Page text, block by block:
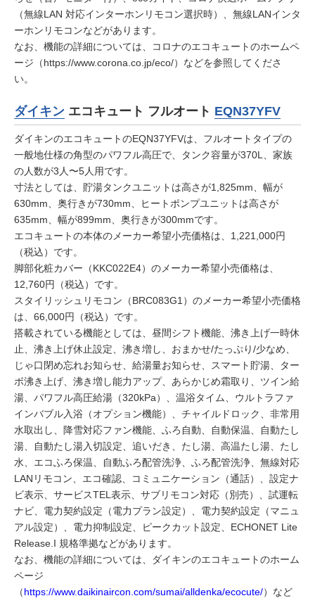
（無線LAN 対応インターホンリモコン選択時）、無線LANインタ
ーホンリモコンなどがあります。
なお、機能の詳細については、コロナのエコキュートのホームペ
ージ（https://www.corona.co.jp/eco/）などを参照してくださ
い。
ダイキン エコキュート フルオート EQN37YFV
ダイキンのエコキュートのEQN37YFVは、フルオートタイプの
一般地仕様の角型のパワフル高圧で、タンク容量が370L、家族
の人数が3人〜5人用です。
寸法としては、貯湯タンクユニットは高さが1,825mm、幅が
630mm、奥行きが730mm、ヒートポンプユニットは高さが
635mm、幅が899mm、奥行きが300mmです。
エコキュートの本体のメーカー希望小売価格は、1,221,000円
（税込）です。
脚部化粧カバー（KKC022E4）のメーカー希望小売価格は、
12,760円（税込）です。
スタイリッシュリモコン（BRC083G1）のメーカー希望小売価格
は、66,000円（税込）です。
搭載されている機能としては、昼間シフト機能、沸き上げ一時休
止、沸き上げ休止設定、沸き増し、おまかせ/たっぷり/少なめ、
じゃ口閉め忘れお知らせ、給湯量お知らせ、スマート貯湯、ター
ボ沸き上げ、沸き増し能力アップ、あらかじめ霜取り、ツイン給
湯、パワフル高圧給湯（320kPa）、温浴タイム、ウルトラファ
インバブル入浴（オプション機能）、チャイルドロック、非常用
水取出し、降雪対応ファン機能、ふろ自動、自動保温、自動たし
湯、自動たし湯入切設定、追いだき、たし湯、高温たし湯、たし
水、エコふろ保温、自動ふろ配管洗浄、ふろ配管洗浄、無線対応
LANリモコン、エコ確認、コミュニケーション（通話）、設定ナ
ビ表示、サービスTEL表示、サブリモコン対応（別売）、試運転
ナビ、電力契約設定（電力プラン設定）、電力契約設定（マニュ
アル設定）、電力抑制設定、ピークカット設定、ECHONET Lite
Release.I 規格準拠などがあります。
なお、機能の詳細については、ダイキンのエコキュートのホーム
ページ
（https://www.daikinaircon.com/sumai/alldenka/ecocute/）など